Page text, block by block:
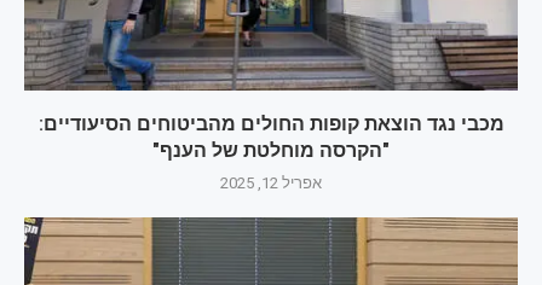
מכבי נגד הוצאת קופות החולים מהביטוחים הסיעודיים:
"הקרסה מוחלטת של הענף"
אפריל 12, 2025